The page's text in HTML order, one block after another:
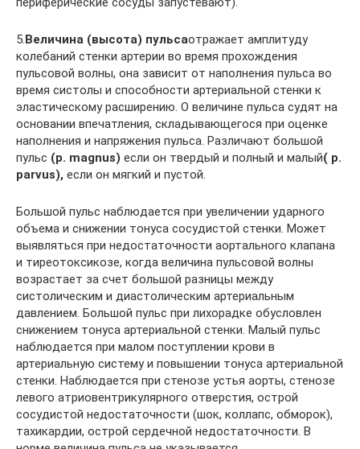
5. Величина (высота) пульсаотражает амплитуду
колебаний стенки артерии во время прохождения
пульсовой волны, она зависит от наполнения пульса во
время систолы и способности артериальной стенки к
эластическому расширению. О величине пульса судят на
основании впечатления, складывающегося при оценке
наполнения и напряжения пульса. Различают большой
пульс (р. magnus) если он твердый и полный и малый( р.
parvus), если он мягкий и пустой.
Большой пульс наблюдается при увеличении ударного
объема и снижении тонуса сосудистой стенки. Может
выявляться при недостаточности аортального клапана
и тиреотоксикозе, когда величина пульсовой волны
возрастает за счет большой разницы между
систолическим и диастолическим артериальным
давлением. Большой пульс при лихорадке обусловлен
снижением тонуса артериальной стенки. Малый пульс
наблюдается при малом поступлении крови в
артериальную систему и повышении тонуса артериальной
стенки. Наблюдается при стенозе устья аорты, стенозе
левого атриовентрикулярного отверстия, острой
сосудистой недостаточности (шок, коллапс, обморок),
тахикардии, острой сердечной недостаточности. В